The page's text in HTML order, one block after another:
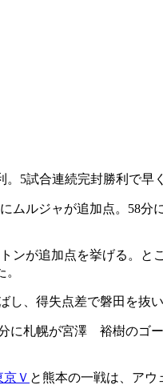
。5試合連続完封勝利で早
ムルジャが追加点。58
が追加点を挙げる。と
、得失点差で磐田を抜い
に札幌が宮澤 裕樹のゴー
京Ｖ と熊本の一戦は、アウ